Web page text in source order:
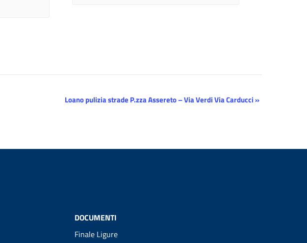
Loano pulizia strade P.zza Assereto – Via Verdi Via Carducci»
DOCUMENTI
Finale Ligure